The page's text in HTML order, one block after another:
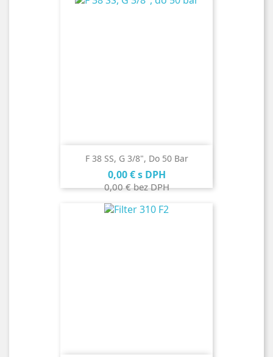
F 38 SS, G 3/8", Do 50 Bar
Cena
0,00 €s DPH
0,00 €bez DPH